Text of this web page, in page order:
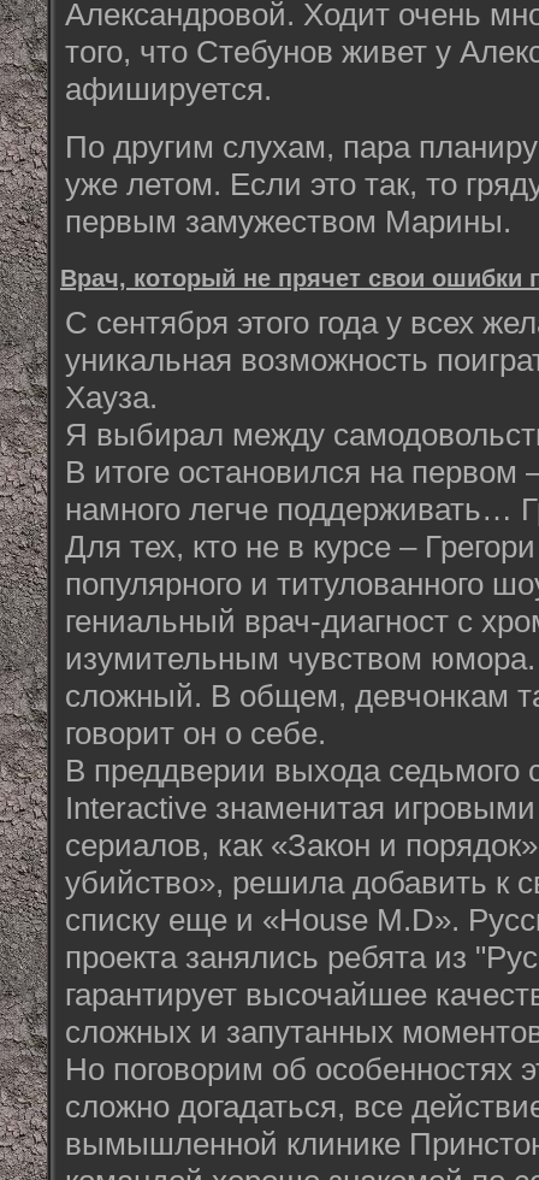
Александровой. Ходит очень
того, что Стебунов живет у
афишируется.
По другим слухам, пара
уже летом. Если это так, то
первым замужеством Марины.
Врач, который не прячет свои ошибки
С сентября этого года у всех
уникальная возможность
Хауза.
Я выбирал между
В итоге остановился на первом
намного легче поддерживать…
Для тех, кто не в курсе –
популярного и титулованного
гениальный врач-диагност с
изумительным чувством
сложный. В общем, девчонкам
говорит он о себе.
В преддверии выхода седьмого
Interactive знаменитая
сериалов, как «Закон и
убийство», решила добавить к
списку еще и «House M.D».
проекта занялись ребята из
гарантирует высочайшее
сложных и запутанных
Но поговорим об особенностях
сложно догадаться, все
вымышленной клинике